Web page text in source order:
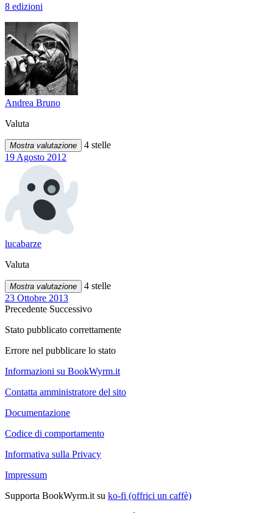
8 edizioni
Andrea Bruno
Valuta
Mostra valutazione
4 stelle
19 Agosto 2012
lucabarze
Valuta
Mostra valutazione
4 stelle
23 Ottobre 2013
Precedente Successivo
Stato pubblicato correttamente
Errore nel pubblicare lo stato
Informazioni su BookWyrm.it
Contatta amministratore del sito
Documentazione
Codice di comportamento
Informativa sulla Privacy
Impressum
Supporta BookWyrm.it su ko-fi (offrici un caffè)